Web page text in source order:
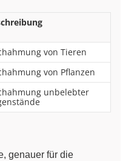
von Tieren
von Pflanzen
unbelebter
genauer für die